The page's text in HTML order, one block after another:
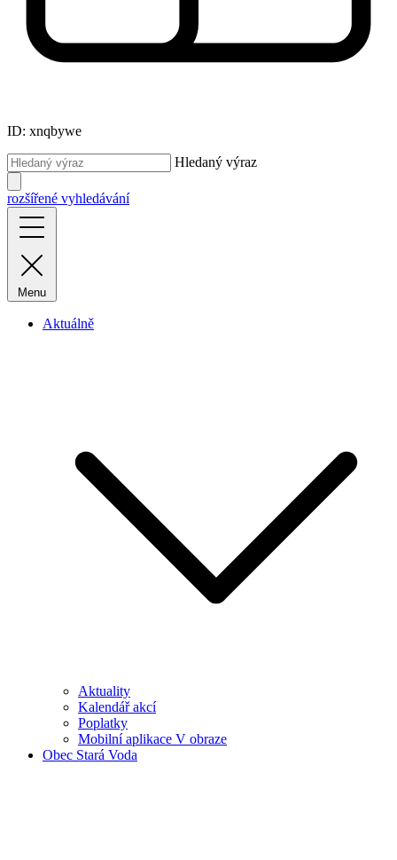
ID: xnqbywe
Hledaný výraz
rozšířené vyhledávání
Menu
Aktuálně
Aktuality
Kalendář akcí
Poplatky
Mobilní aplikace V obraze
Obec Stará Voda